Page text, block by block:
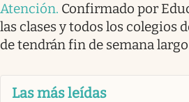
Atención. Confirmado por
las clases y todos los colegios
de tendrán fin de semana largo
Las más leídas